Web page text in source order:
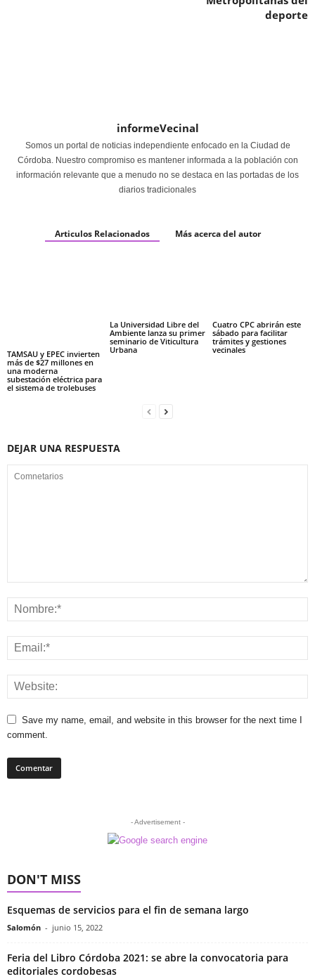
deporte
informeVecinal
Somos un portal de noticias independiente enfocado en la Ciudad de
Córdoba. Nuestro compromiso es mantener informada a la población con
información relevante que a menudo no se destaca en las portadas de los
diarios tradicionales
Articulos Relacionados Más acerca del autor
TAMSAU y EPEC invierten
más de $27 millones en
una moderna
subestación eléctrica para
el sistema de trolebuses
La Universidad Libre del
Ambiente lanza su primer
seminario de Viticultura
Urbana
Cuatro CPC abrirán este
sábado para facilitar
trámites y gestiones
vecinales
DEJAR UNA RESPUESTA
Save my name, email, and website in this browser for the next time I
comment.
- Advertisement -
DON'T MISS
Esquemas de servicios para el fin de semana largo
Salomón - junio 15, 2022
Feria del Libro Córdoba 2021: se abre la convocatoria para
editoriales cordobesas